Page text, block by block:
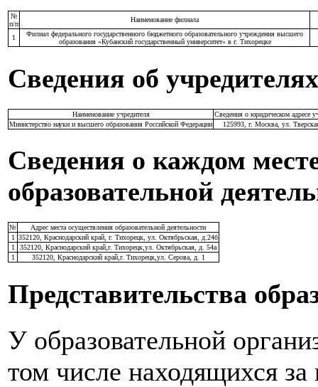
№
п/п
Наименование филиала
1
Филиал федерального государственного бюджетного образовательного учреждения высшего
образования «Кубанский государственный университет» в г. Тихорецке
Сведения об учредителях
Наименование учредителя
Сведения о юридическом адресе
Министерство науки и высшего образования Российской Федерации
125993, г. Москва, ул.
Сведения о каждом
образовательной
№
Адрес места осуществления образовательной деятельности
1 352120, Краснодарский край, г. Тихорецк, ул. Октябрьская, д.24б
1
352120, Краснодарский край,г. Тихорецк,ул. Октябрьская, д. 54а
1
352120, Краснодарский край,г. Тихорецк,ул. Серова, д. 1
Представительства
У образовательной
том числе находящихся